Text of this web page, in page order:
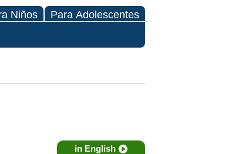
Niños Para Adolescentes
in English